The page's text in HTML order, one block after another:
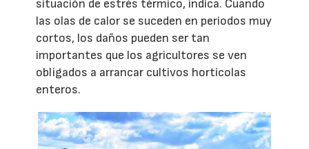
situación de estrés térmico, indica. Cuando
las olas de calor se suceden en periodos muy
cortos, los daños pueden ser tan
importantes que los agricultores se ven
obligados a arrancar cultivos hortícolas
enteros.